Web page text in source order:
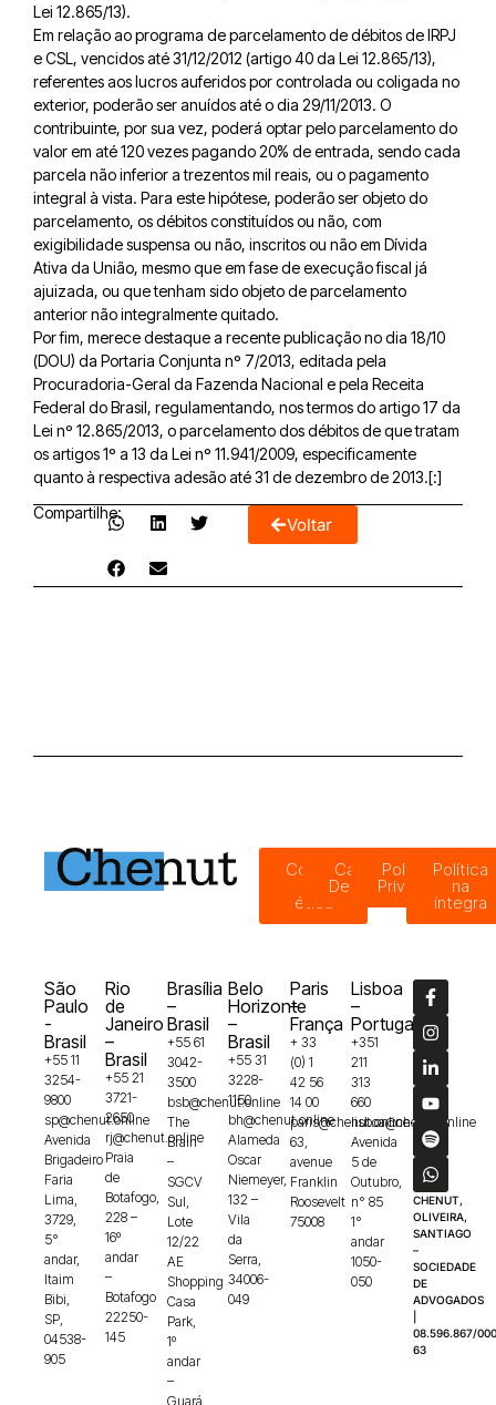
Lei 12.865/13).
Em relação ao programa de parcelamento de débitos de IRPJ
e CSL, vencidos até 31/12/2012 (artigo 40 da Lei 12.865/13),
referentes aos lucros auferidos por controlada ou coligada no
exterior, poderão ser anuídos até o dia 29/11/2013. O
contribuinte, por sua vez, poderá optar pelo parcelamento do
valor em até 120 vezes pagando 20% de entrada, sendo cada
parcela não inferior a trezentos mil reais, ou o pagamento
integral à vista. Para este hipótese, poderão ser objeto do
parcelamento, os débitos constituídos ou não, com
exigibilidade suspensa ou não, inscritos ou não em Dívida
Ativa da União, mesmo que em fase de execução fiscal já
ajuizada, ou que tenham sido objeto de parcelamento
anterior não integralmente quitado.
Por fim, merece destaque a recente publicação no dia 18/10
(DOU) da Portaria Conjunta nº 7/2013, editada pela
Procuradoria-Geral da Fazenda Nacional e pela Receita
Federal do Brasil, regulamentando, nos termos do artigo 17 da
Lei nº 12.865/2013, o parcelamento dos débitos de que tratam
os artigos 1º a 13 da Lei nº 11.941/2009, especificamente
quanto à respectiva adesão até 31 de dezembro de 2013.[:]
Compartilhe:
Voltar
Código
ética
Canal de
Denúncias
Política de
Privacidade
Política
na
íntegra
São
Paulo
-
Brasil
+55 11
3254-
9800
sp@chenut.online
Avenida
Brigadeiro
Faria
Lima,
3729,
5°
andar,
Itaim
Bibi,
SP,
04538-
905
Rio
de
Janeiro
–
Brasil
+55 21
3721-
2650
rj@chenut.online
Praia
de
Botafogo,
228 –
16º
andar
–
Botafogo
22250-
145
Brasília
–
Brasil
+55 61
3042-
3500
bsb@chenut.online
The
Brain
–
SGCV
Sul,
Lote
12/22
AE
Shopping
Casa
Park,
1º
andar
–
Guará,
Belo
Horizonte
–
Brasil
+55 31
3228-
1150
bh@chenut.online
Alameda
Oscar
Niemeyer,
132 –
Vila
da
Serra,
34006-
049
Paris
–
França
+ 33
(0) 1
42 56
14 00
paris@chenut.online
63,
avenue
Franklin
Roosevelt
75008
Lisboa
–
Portugal
+351
211
313
660
lisboa@chenut.online
Avenida
5 de
Outubro,
n° 85
1°
andar
1050-
050
CHENUT,
OLIVEIRA,
SANTIAGO
–
SOCIEDADE
DE
ADVOGADOS
08.596.867/
63